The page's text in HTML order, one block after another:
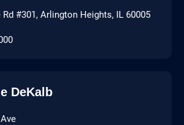
Rd #301, Arlington Heights, IL 60005
DeKalb